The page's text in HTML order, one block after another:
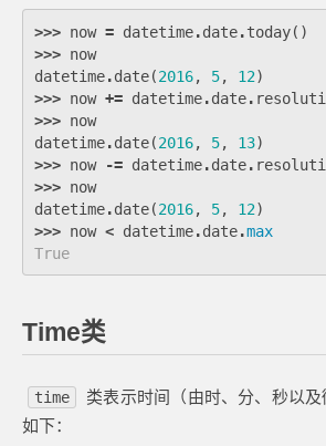
>>> now = datetime.date.today()
>>> now
datetime.date(2016, 5, 12)
>>> now += datetime.date.
>>> now
datetime.date(2016, 5, 13)
>>> now -= datetime.date.
>>> now
datetime.date(2016, 5, 12)
>>> now < datetime.date.max
True
Time类
time
类表示时间（由时、分、秒以
如下：